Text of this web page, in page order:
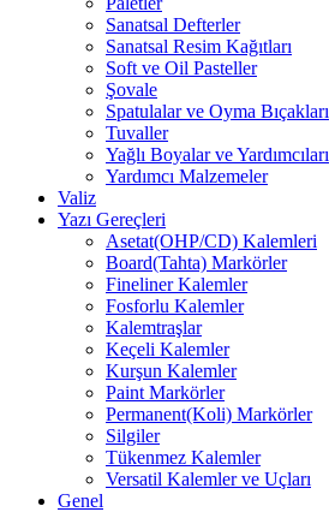
Sanatsal Defterler
Sanatsal Resim Kağıtları
Soft ve Oil Pasteller
Şovale
Spatulalar ve Oyma Bıçakları
Tuvaller
Yağlı Boyalar ve Yardımcıları
Yardımcı Malzemeler
Valiz
Yazı Gereçleri
Asetat(OHP/CD) Kalemleri
Board(Tahta) Markörler
Fineliner Kalemler
Fosforlu Kalemler
Kalemtraşlar
Keçeli Kalemler
Kurşun Kalemler
Paint Markörler
Permanent(Koli) Markörler
Silgiler
Tükenmez Kalemler
Versatil Kalemler ve Uçları
Genel